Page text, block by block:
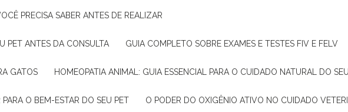
PRECISA SABER ANTES DE REALIZAR
PET ANTES DA CONSULTA GUIA COMPLETO SOBRE EXAMES E TESTES FIV E FELV
GATOS HOMEOPATIA ANIMAL: GUIA ESSENCIAL PARA O CUIDADO NATURAL DO
O BEM-ESTAR DO SEU PET O PODER DO OXIGÊNIO ATIVO NO CUIDADO